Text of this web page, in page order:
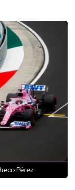
Pérez